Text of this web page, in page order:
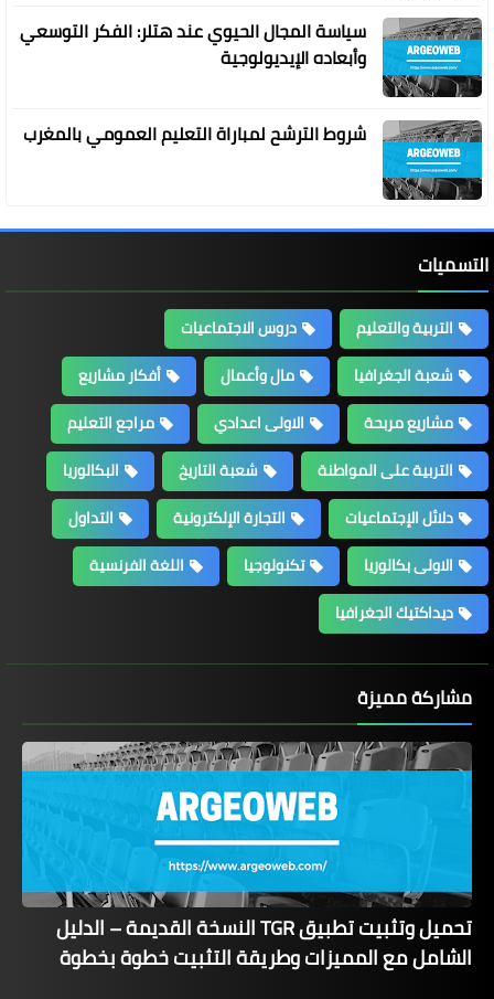
سياسة المجال الحيوي عند هتلر: الفكر التوسعي
وأبعاده الإيديولوجية
شروط الترشح لمباراة التعليم العمومي بالمغرب
التسميات
التربية والتعليم
دروس الاجتماعيات
شعبة الجغرافيا
مال وأعمال
أفكار مشاريع
مشاريع مربحة
الاولى اعدادي
مراجع التعليم
التربية على المواطنة
شعبة التاريخ
البكالوريا
دلائل الإجتماعيات
التجارة الإلكترونية
التداول
الاولى بكالوريا
تكنولوجيا
اللغة الفرنسية
ديداكتيك الجغرافيا
مشاركة مميزة
تحميل وتثبيت تطبيق TGR النسخة القديمة – الدليل
الشامل مع المميزات وطريقة التثبيت خطوة بخطوة